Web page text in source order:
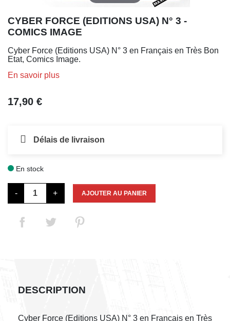
CYBER FORCE (EDITIONS USA) N° 3 -
COMICS IMAGE
Cyber Force (Editions USA) N° 3 en Français en Très Bon
Etat, Comics Image.
En savoir plus
17,90 €
Délais de livraison
En stock
- + AJOUTER AU PANIER
DESCRIPTION
Cyber Force (Editions USA) N° 3 en Français en Très